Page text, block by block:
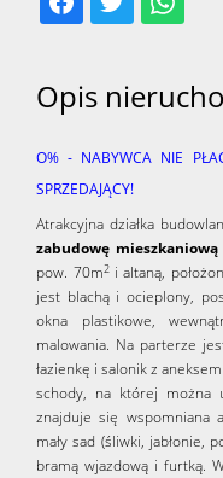
Opis
O% - NABYWCA NIE
SPRZEDAJĄCY!
Atrakcyjna działka
zabudowę
pow. 70m2 i altaną,
jest blachą i ocieplony,
okna plastikowe,
malowania. Na parterze
łazienkę i salonik z
schody, na której można
znajduje się wspomniana
mały sad (śliwki, jabłonie,
bramą wjazdową i furtką.